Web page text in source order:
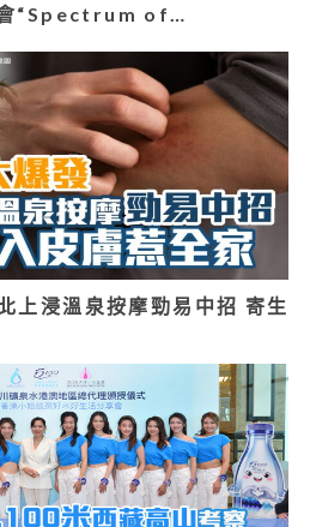
“Spectrum of…
上浸溫泉按摩勁易中招 寄生